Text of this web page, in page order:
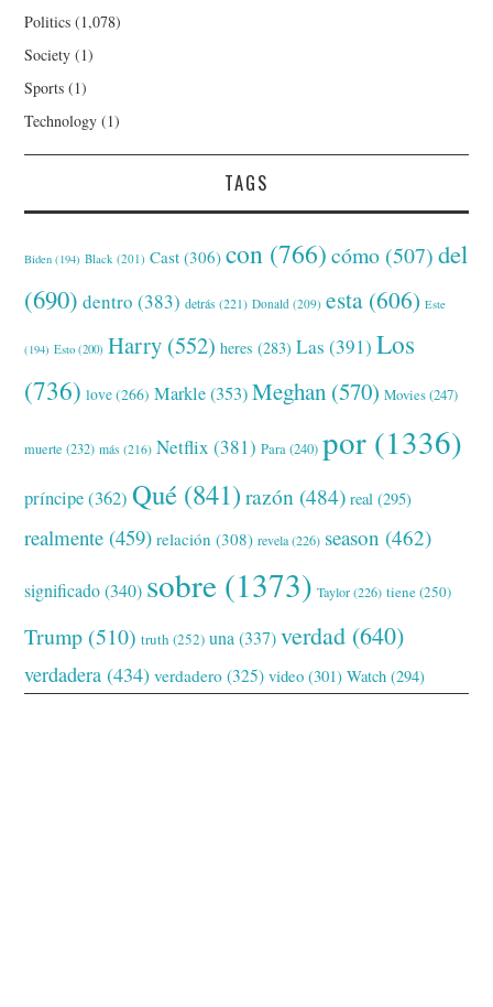
Politics (1,078)
Society (1)
Sports (1)
Technology (1)
TAGS
Biden (194) Black (201) Cast (306) con (766) cómo (507) del
(690) dentro (383) detrás (221) Donald (209) esta (606) Este
(194) Esto (200) Harry (552) heres (283) Las (391) Los
(736) love(266) Markle(353) Meghan (570) Movies(247)
muerte (232) más (216) Netflix (381) Para(240) por (1336)
príncipe(362) Qué (841) razón (484) real (295)
realmente (459) relación (308) revela(226) season (462)
significado(340) sobre (1373) Taylor(226) tiene(250)
Trump (510) truth (252) una (337) verdad (640)
verdadera (434) verdadero (325) video (301) Watch (294)